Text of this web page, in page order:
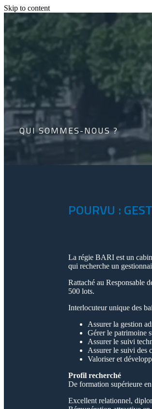
Skip to content
QUI SOMMES-NOUS ?
POURVU :
La régie BARI est un
qui recherche un
Rattaché au Responsable
500 lots.
Interlocuteur unique des
Assurer la gestion
Gérer le patrimoine
Assurer le suivi
Assurer le suivi des
Valoriser et
Profil recherché
De formation supérieure
Excellent relationnel,